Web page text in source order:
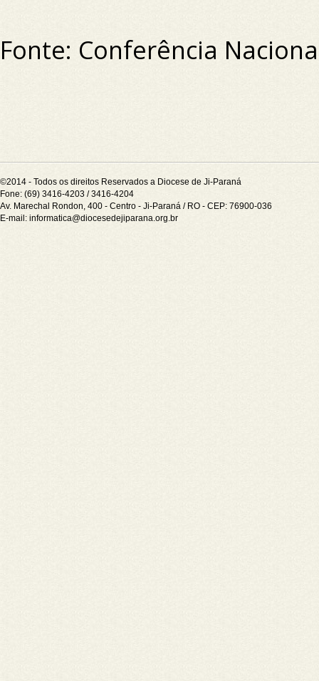
Fonte: Conferência
©2014 - Todos os direitos Reservados a Diocese de Ji-Paraná
Fone: (69) 3416-4203 / 3416-4204
Av. Marechal Rondon, 400 - Centro - Ji-Paraná / RO - CEP: 76900-036
E-mail: informatica@diocesedejiparana.org.br